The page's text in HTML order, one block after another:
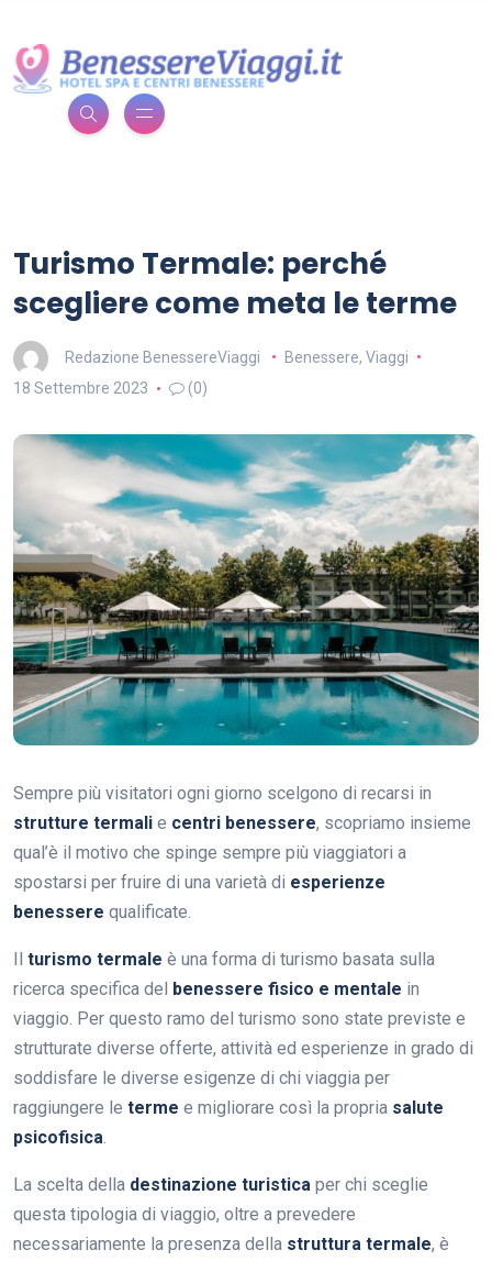
Turismo Termale: perché
scegliere come meta le terme
Redazione BenessereViaggi Benessere, Viaggi
18 Settembre 2023
(0)
Sempre più visitatori ogni giorno scelgono di recarsi in
strutture termali e centri benessere, scopriamo insieme
qual’è il motivo che spinge sempre più viaggiatori a
spostarsi per fruire di una varietà di esperienze
benessere qualificate.
Il turismo termale è una forma di turismo basata sulla
ricerca specifica del benessere fisico e mentale in
viaggio. Per questo ramo del turismo sono state previste e
strutturate diverse offerte, attività ed esperienze in grado di
soddisfare le diverse esigenze di chi viaggia per
raggiungere le terme e migliorare così la propria salute
psicofisica
La scelta della destinazione turistica per chi sceglie
questa tipologia di viaggio, oltre a prevedere
necessariamente la presenza della struttura termale, è